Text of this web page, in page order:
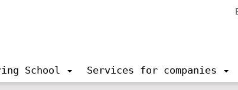
School Services for companies